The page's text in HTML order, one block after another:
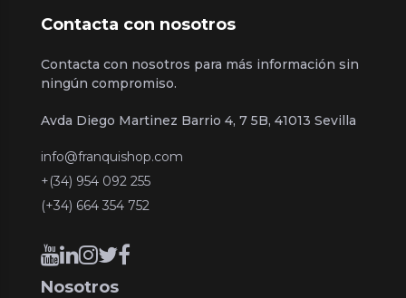
Contacta con nosotros
Contacta con nosotros para más información sin
ningún compromiso.
Avda Diego Martinez Barrio 4, 7 5B, 41013 Sevilla
info@franquishop.com
+(34) 954 092 255
(+34) 664 354 752
Nosotros